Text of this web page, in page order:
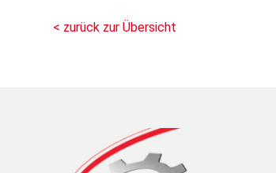
< zurück zur Übersicht